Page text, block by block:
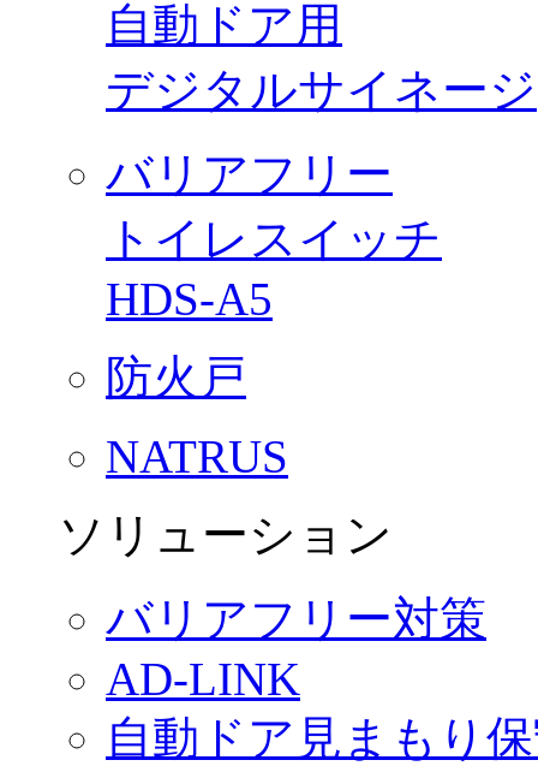
自動ドア用
デジタルサイネージ
バリアフリー
トイレスイッチ
HDS-A5
防火戸
NATRUS
ソリューション
バリアフリー対策
AD-LINK
自動ドア見まもり